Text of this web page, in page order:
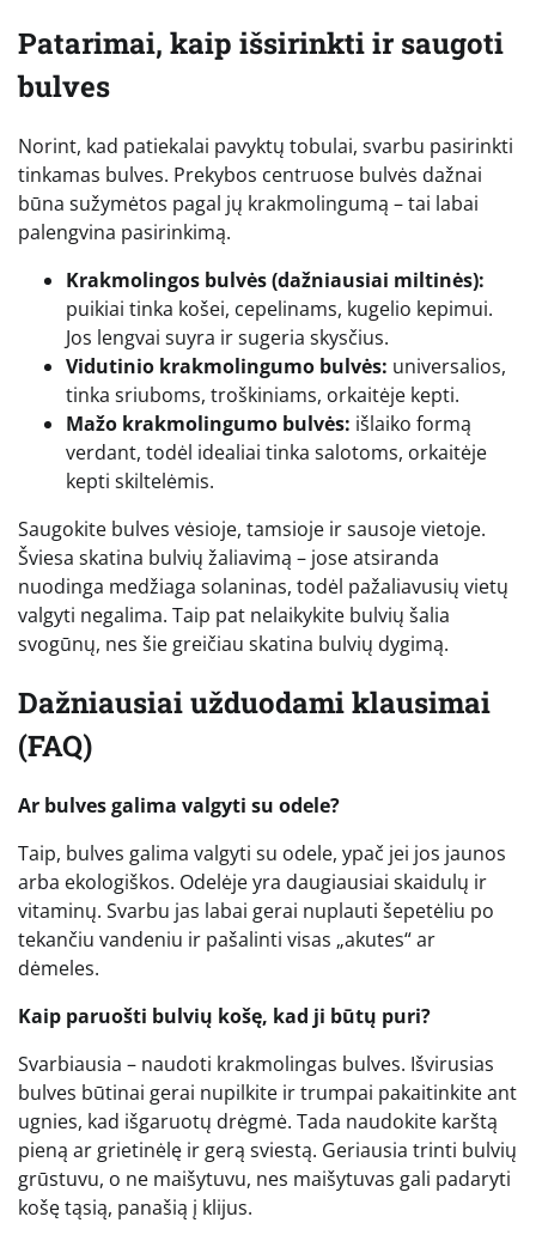
Patarimai, kaip išsirinkti ir saugoti
bulves
Norint, kad patiekalai pavyktų tobulai, svarbu pasirinkti
tinkamas bulves. Prekybos centruose bulvės dažnai
būna sužymėtos pagal jų krakmolingumą – tai labai
palengvina pasirinkimą.
Krakmolingos bulvės (dažniausiai miltinės):
puikiai tinka košei, cepelinams, kugelio kepimui.
Jos lengvai suyra ir sugeria skysčius.
Vidutinio krakmolingumo bulvės: universalios,
tinka sriuboms, troškiniams, orkaitėje kepti.
Mažo krakmolingumo bulvės: išlaiko formą
verdant, todėl idealiai tinka salotoms, orkaitėje
kepti skiltelėmis.
Saugokite bulves vėsioje, tamsioje ir sausoje vietoje.
Šviesa skatina bulvių žaliavimą – jose atsiranda
nuodinga medžiaga solaninas, todėl pažaliavusių vietų
valgyti negalima. Taip pat nelaikykite bulvių šalia
svogūnų, nes šie greičiau skatina bulvių dygimą.
Dažniausiai užduodami klausimai
(FAQ)
Ar bulves galima valgyti su odele?
Taip, bulves galima valgyti su odele, ypač jei jos jaunos
arba ekologiškos. Odelėje yra daugiausiai skaidulų ir
vitaminų. Svarbu jas labai gerai nuplauti šepetėliu po
tekančiu vandeniu ir pašalinti visas „akutes“ ar
dėmeles.
Kaip paruošti bulvių košę, kad ji būtų puri?
Svarbiausia – naudoti krakmolingas bulves. Išvirusias
bulves būtinai gerai nupilkite ir trumpai pakaitinkite ant
ugnies, kad išgaruotų drėgmė. Tada naudokite karštą
pieną ar grietinėlę ir gerą sviestą. Geriausia trinti bulvių
grūstuvu, o ne maišytuvu, nes maišytuvas gali padaryti
košę tąsią, panašią į klijus.